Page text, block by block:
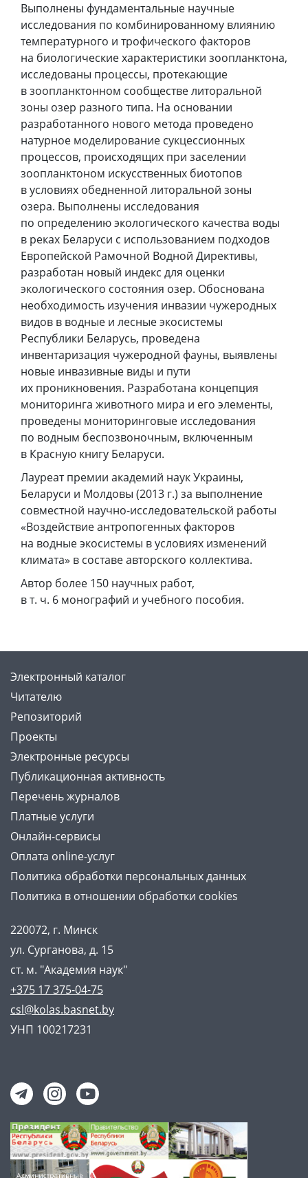
Выполнены фундаментальные научные
исследования по комбинированному влиянию
температурного и трофического факторов
на биологические характеристики зоопланктона,
исследованы процессы, протекающие
в зоопланктонном сообществе литоральной
зоны озер разного типа. На основании
разработанного нового метода проведено
натурное моделирование сукцессионных
процессов, происходящих при заселении
зоопланктоном искусственных биотопов
в условиях обедненной литоральной зоны
озера. Выполнены исследования
по определению экологического качества воды
в реках Беларуси с использованием подходов
Европейской Рамочной Водной Директивы,
разработан новый индекс для оценки
экологического состояния озер. Обоснована
необходимость изучения инвазии чужеродных
видов в водные и лесные экосистемы
Республики Беларусь, проведена
инвентаризация чужеродной фауны, выявлены
новые инвазивные виды и пути
их проникновения. Разработана концепция
мониторинга животного мира и его элементы,
проведены мониторинговые исследования
по водным беспозвоночным, включенным
в Красную книгу Беларуси.
Лауреат премии академий наук Украины,
Беларуси и Молдовы (2013 г.) за выполнение
совместной научно-исследовательской работы
«Воздействие антропогенных факторов
на водные экосистемы в условиях изменений
климата» в составе авторского коллектива.
Автор более 150 научных работ,
в т. ч. 6 монографий и учебного пособия.
Электронный каталог
Читателю
Репозиторий
Проекты
Электронные ресурсы
Публикационная активность
Перечень журналов
Платные услуги
Онлайн-сервисы
Оплата online-услуг
Политика обработки персональных данных
Политика в отношении обработки cookies
220072, г. Минск
ул. Сурганова, д. 15
ст. м. "Академия наук"
+375 17 375-04-75
csl@kolas.basnet.by
УНП 100217231